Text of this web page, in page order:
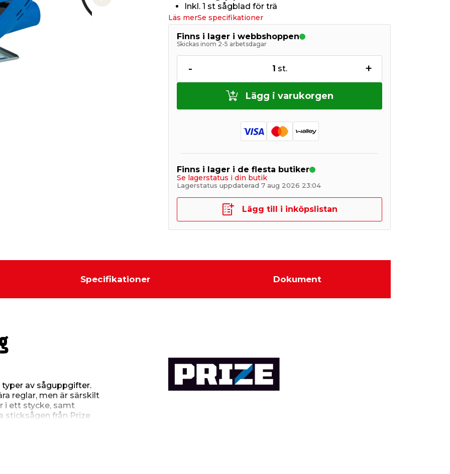
Next slide
Inkl. 1 st sågblad för trä
Läs merSe specifikationer
Finns i lager i webbshoppen
Skickas inom 2-5 arbetsdagar
- 1 st. +
Lägg i varukorgen
Finns i lager i de flesta butiker
Se lagerstatus i din butik
Lagerstatus uppdaterad 7 aug 2026 23:04
Lägg till i inköpslistan
Specifikationer Dokument
av såguppgifter.
reglar, men är särskilt
i ett stycke, samt
sticksågen från Prize
i trä. Sticksågen
st sågblad för trä.